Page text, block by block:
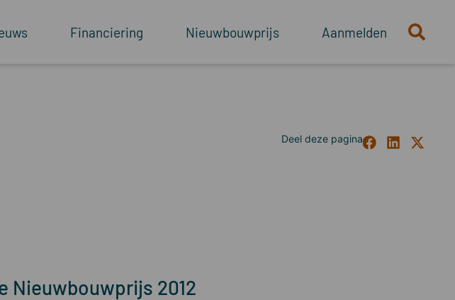
Financiering Nieuwbouwprijs Aanmelden
Nieuwbouwprijs 2012